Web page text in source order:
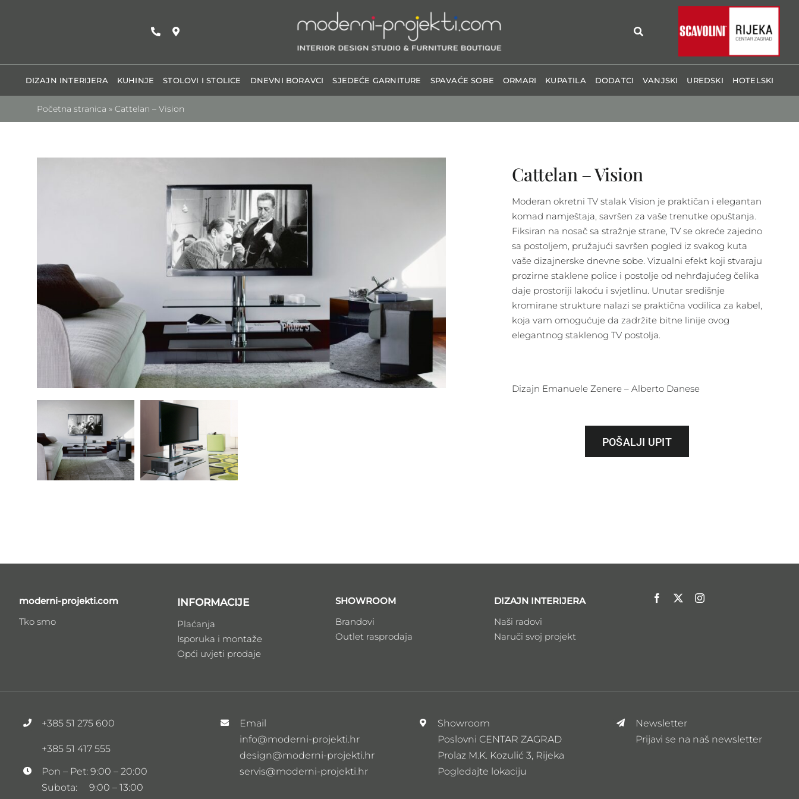
DIZAJN INTERIJERA KUHINJE STOLOVI I STOLICE DNEVNI BORAVCI SJEDEĆE GARNITURE SPAVAĆE SOBE ORMARI KUPATILA DODATCI VANJSKI UREDSKI HOTELSKI
Početna stranica » Cattelan – Vision
Cattelan – Vision
Moderan okretni TV stalak Vision je praktičan i elegantan
komad namještaja, savršen za vaše trenutke opuštanja.
Fiksiran na nosač sa stražnje strane, TV se okreće zajedno
sa postoljem, pružajući savršen pogled iz svakog kuta
vaše dizajnerske dnevne sobe. Vizualni efekt koji stvaraju
prozirne staklene police i postolje od nehrđajućeg čelika
daje prostoriji lakoću i svjetlinu. Unutar središnje
kromirane strukture nalazi se praktična vodilica za kabel,
koja vam omogućuje da zadržite bitne linije ovog
elegantnog staklenog TV postolja.
Dizajn Emanuele Zenere – Alberto Danese
POŠALJI UPIT
moderni-projekti.com
Tko smo
INFORMACIJE
Plaćanja
Isporuka i montaže
Opći uvjeti prodaje
SHOWROOM
Brandovi
Outlet rasprodaja
DIZAJN INTERIJERA
Naši radovi
Naruči svoj projekt
+385 51 275 600
+385 51 417 555
Pon – Pet: 9:00 – 20:00
Subota: 9:00 – 13:00
Email
info@moderni-projekti.hr
design@moderni-projekti.hr
servis@moderni-projekti.hr
Showroom
Poslovni CENTAR ZAGRAD
Prolaz M.K. Kozulić 3, Rijeka
Pogledajte lokaciju
Newsletter
Prijavi se na naš newsletter